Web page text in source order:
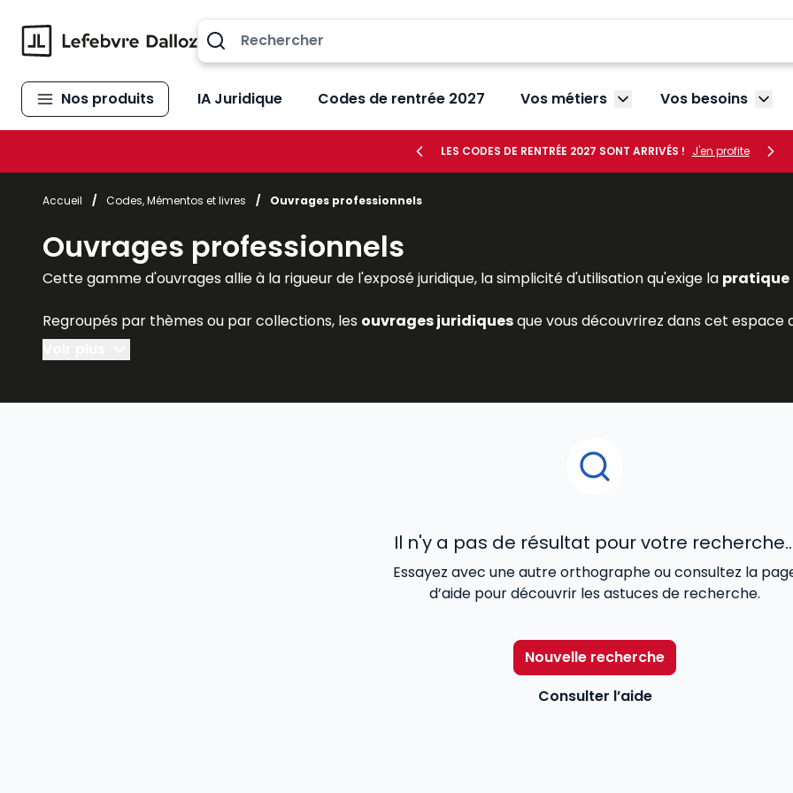
Nos produits IA Juridique Codes de rentrée 2027 Vos métiers Afficher le sous-menu
Vos besoins
LES CODES DE RENTRÉE 2027 SONT ARRIVÉS ! J'en profite
Accueil / Codes, Mémentos et livres / Ouvrages professionnels
Ouvrages professionnels
Cette gamme d'ouvrages allie à la rigueur de l'exposé juridique, la simplicité d'utilisation qu'exige la pratique
Regroupés par thèmes ou par collections, les ouvrages juridiquesque vous découvrirez dans cet
praticiens reconnus de la matière, et conçus pour répondre de façon cohérente à vos besoins
Il n'y a pas de résultat pour votre
Essayez avec une autre orthographe ou consultez la
d’aide pour découvrir les astuces de recherche.
Nouvelle recherche
Consulter l’aide